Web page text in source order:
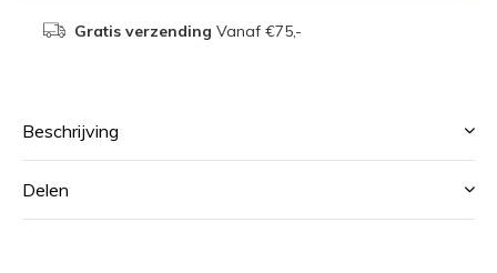
Gratis verzending Vanaf €75,-
Beschrijving
Delen